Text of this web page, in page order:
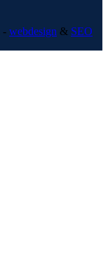
- webdesign & SEO